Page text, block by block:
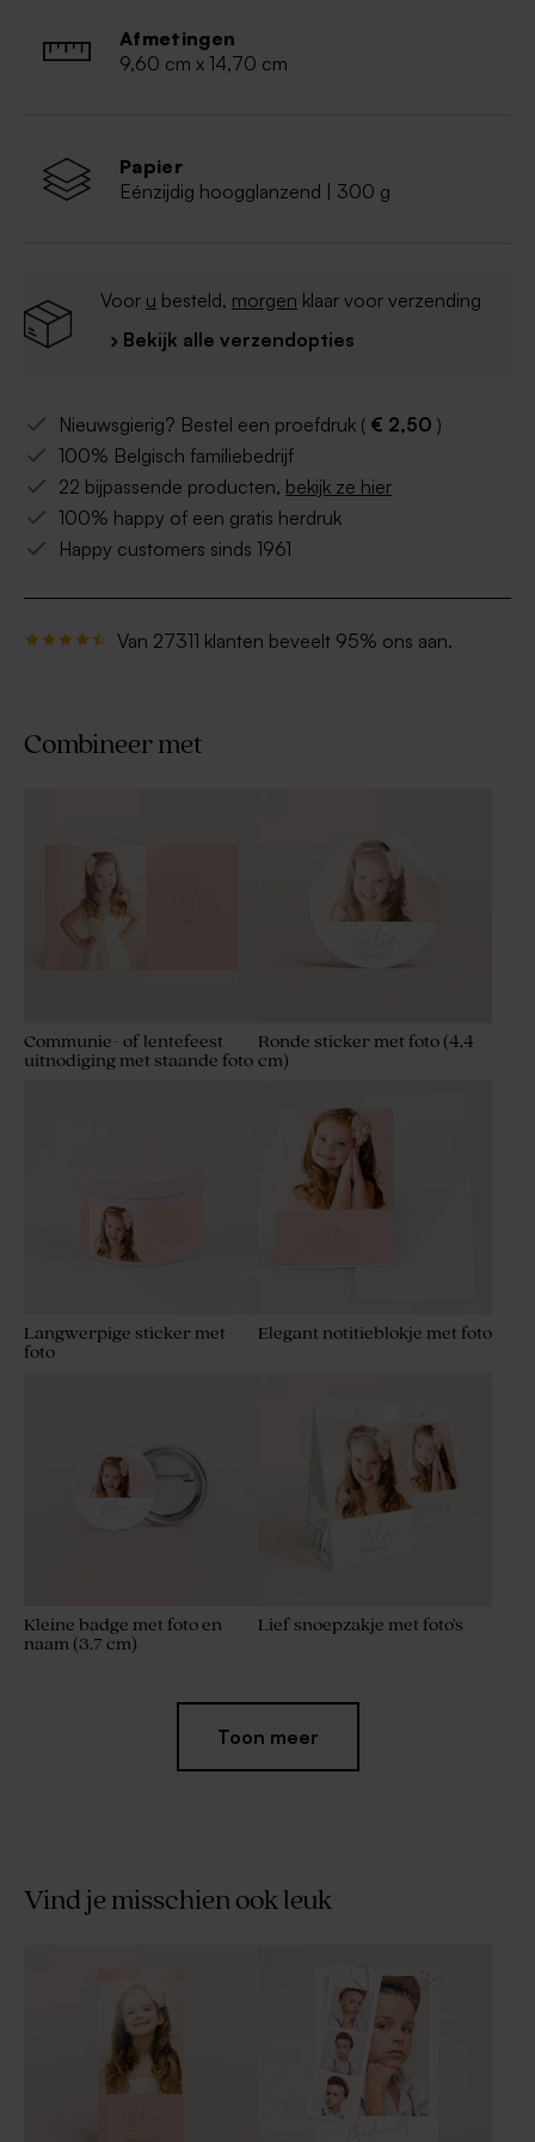
Afmetingen
9,60 cm x 14,70 cm
Papier
Eénzijdig hoogglanzend | 300 g
Voor u besteld, morgen klaar voor verzending
› Bekijk alle verzendopties
Nieuwsgierig? Bestel een proefdruk ( € 2,50 )
100% Belgisch familiebedrijf
22 bijpassende producten, bekijk ze hier
100% happy of een gratis herdruk
Happy customers sinds 1961
Van 27311 klanten beveelt 95% ons aan.
Combineer met
Communie- of lentefeest
uitnodiging met staande foto
Ronde sticker met foto (4,4
cm)
Langwerpige sticker met
foto
Elegant notitieblokje met foto
Kleine badge met foto en
naam (3.7 cm)
Lief snoepzakje met foto's
Toon meer
Vind je misschien ook leuk